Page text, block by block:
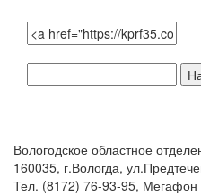
по
Вологодское областное
160035, г.Вологда,
Тел. (8172) 76-93-95, Мегафон